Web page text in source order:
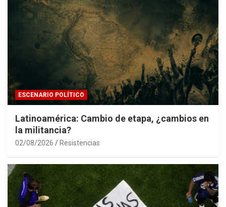
ESCENARIO POLÍTICO
Latinoamérica: Cambio de etapa, ¿cambios en
la militancia?
02/08/2026 Resistencias